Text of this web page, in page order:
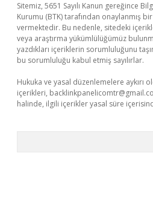
Sitemiz, 5651 Sayılı Kanun gereğince
Kurumu (BTK) tarafından onaylanmış
vermektedir. Bu nedenle, sitedeki
veya araştırma yükümlülüğümüz
yazdıkları içeriklerin sorumluluğunu
bu sorumluluğu kabul etmiş sayılırlar.
Hukuka ve yasal düzenlemelere aykırı
içerikleri,
halinde, ilgili içerikler yasal süre